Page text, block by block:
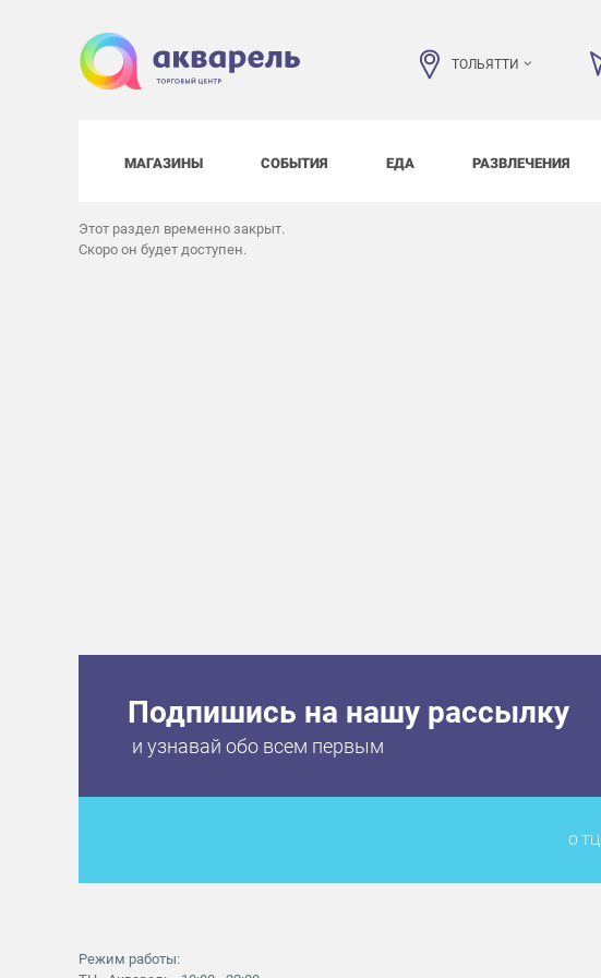
ТОЛЬЯТТИ
МАГАЗИНЫ СОБЫТИЯ ЕДА РАЗВЛЕЧЕНИЯ
Этот раздел временно закрыт.
Скоро он будет доступен.
Подпишись на нашу рассылку
и узнавай обо всем первым
О ТЦ
Режим работы: